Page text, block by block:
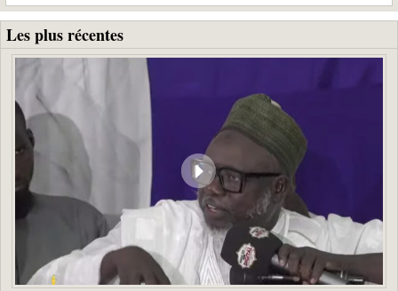
Les plus récentes